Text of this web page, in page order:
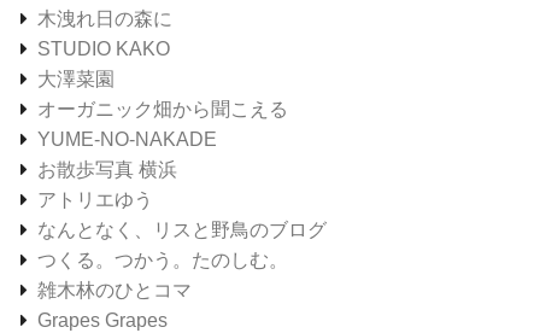
木洩れ日の森に
STUDIO KAKO
大澤菜園
オーガニック畑から聞こえる
YUME-NO-NAKADE
お散歩写真 横浜
アトリエゆう
なんとなく、リスと野鳥のブログ
つくる。つかう。たのしむ。
雑木林のひとコマ
Grapes Grapes